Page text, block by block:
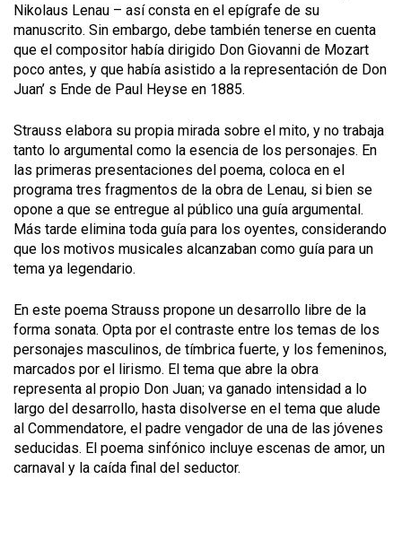
Nikolaus Lenau – así consta en el epígrafe de su
manuscrito. Sin embargo, debe también tenerse en cuenta
que el compositor había dirigido Don Giovanni de Mozart
poco antes, y que había asistido a la representación de Don
Juan’ s Ende de Paul Heyse en 1885.
Strauss elabora su propia mirada sobre el mito, y no trabaja
tanto lo argumental como la esencia de los personajes. En
las primeras presentaciones del poema, coloca en el
programa tres fragmentos de la obra de Lenau, si bien se
opone a que se entregue al público una guía argumental.
Más tarde elimina toda guía para los oyentes, considerando
que los motivos musicales alcanzaban como guía para un
tema ya legendario.
En este poema Strauss propone un desarrollo libre de la
forma sonata. Opta por el contraste entre los temas de los
personajes masculinos, de tímbrica fuerte, y los femeninos,
marcados por el lirismo. El tema que abre la obra
representa al propio Don Juan; va ganado intensidad a lo
largo del desarrollo, hasta disolverse en el tema que alude
al Commendatore, el padre vengador de una de las jóvenes
seducidas. El poema sinfónico incluye escenas de amor, un
carnaval y la caída final del seductor.